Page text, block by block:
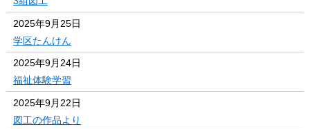
2025年9月25日
学区たんけん
2025年9月24日
福祉体験学習
2025年9月22日
図工の作品より